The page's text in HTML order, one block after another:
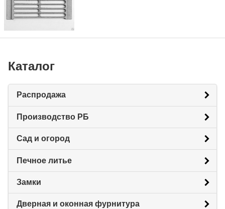
Каталог
Распродажа
Производство РБ
Сад и огород
Печное литье
Замки
Дверная и оконная фурнитура